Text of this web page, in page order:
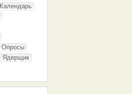
Календарь
Опросы
Ядерщик